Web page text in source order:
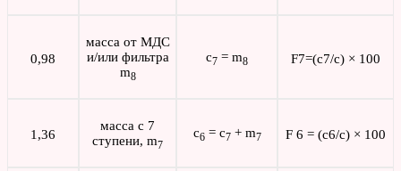
0,98
масса от МДС
и/или фильтра
m8
c7 = m8 F7=(c7/c) × 100
1,36
масса с 7
ступени, m7
c6= c7+ m7 F 6 = (c6/c) × 100